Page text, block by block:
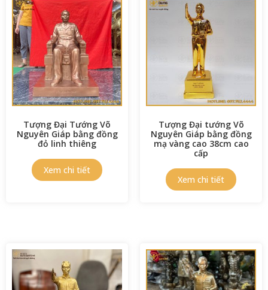
Tượng Đại Tướng Võ
Nguyên Giáp bằng đồng
đỏ linh thiêng
Tượng Đại tướng Võ
Nguyên Giáp bằng đồng
mạ vàng cao 38cm cao
cấp